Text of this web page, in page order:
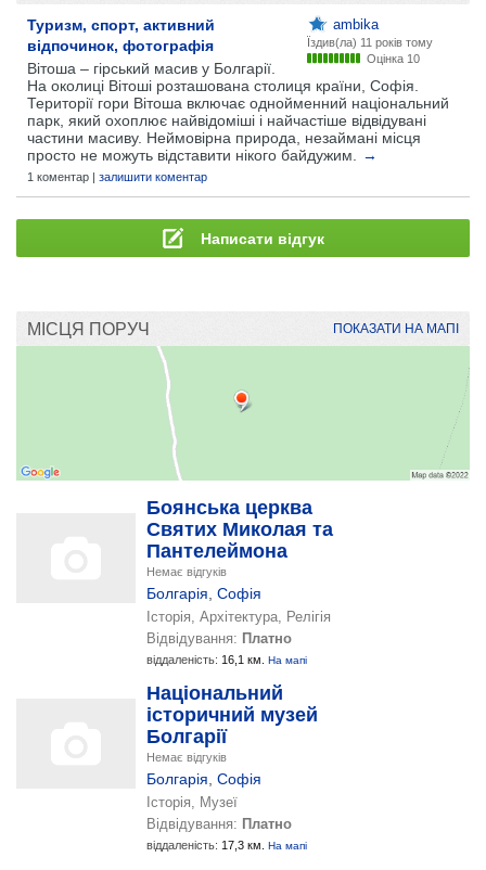
ambika
Їздив(ла) 11 років тому
Оцінка 10
Туризм, спорт, активний
відпочинок, фотографія
Вітоша – гірський масив у Болгарії.
На околиці Вітоші розташована столиця країни, Софія.
Території гори Вітоша включає однойменний національний
парк, який охоплює найвідоміші і найчастіше відвідувані
частини масиву. Неймовірна природа, незаймані місця
просто не можуть відставити нікого байдужим.
→
1 коментар | залишити коментар
Написати відгук
МІСЦЯ ПОРУЧ ПОКАЗАТИ НА МАПІ
Боянська церква
Святих Миколая та
Пантелеймона
Немає відгуків
Болгарія Софія
Історія, Архітектура, Релігія
Відвідування: Платно
віддаленість: 16,1 км. На мапі
Національний
історичний музей
Болгарії
Немає відгуків
Болгарія Софія
Історія, Музеї
Відвідування: Платно
віддаленість: 17,3 км. На мапі